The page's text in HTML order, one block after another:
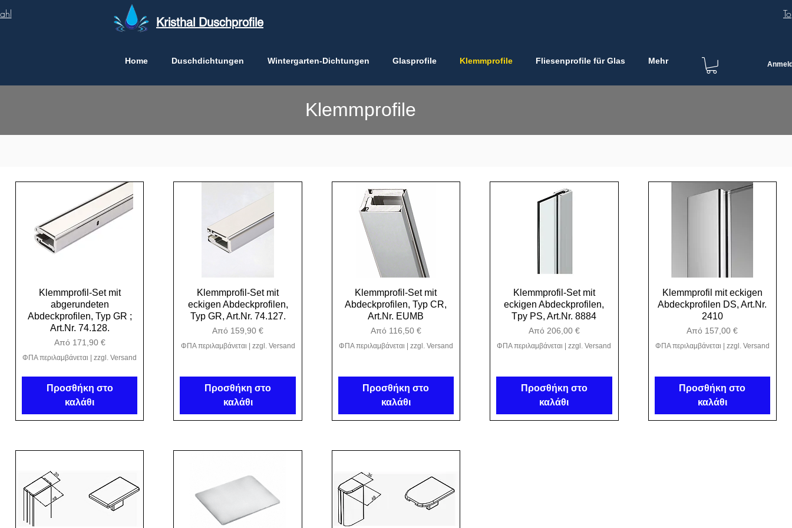
Kristhal Duschprofile
Home Duschdichtungen Wintergarten-Dichtungen Glasprofile Klemmprofile Fliesenprofile für Glas Mehr
Klemmprofile
Γρήγορη προβολή
Klemmprofil-Set mit
abgerundeten
Abdeckprofilen, Typ GR ;
Art.Nr. 74.128.
Από 171,90 €
Τιμή Έκπτωσης
ΦΠΑ περιλαμβάνεται |zzgl. Versand
Προσθήκη στο
καλάθι
Γρήγορη προβολή
Klemmprofil-Set mit
eckigen Abdeckprofilen,
Typ GR, Art.Nr. 74.127.
Από 159,90 €
Τιμή Έκπτωσης
ΦΠΑ περιλαμβάνεται zzgl. Versand
Προσθήκη στο
καλάθι
Γρήγορη προβολή
Klemmprofil-Set mit
Abdeckprofilen, Typ CR,
Art.Nr. EUMB
Από 116,50 €
Τιμή Έκπτωσης
ΦΠΑ περιλαμβάνεται zzgl. Versand
Προσθήκη στο
καλάθι
Γρήγορη προβολή
Klemmprofil-Set mit
eckigen Abdeckprofilen,
Tpy PS, Art.Nr. 8884
Από 206,00 €
Τιμή Έκπτωσης
ΦΠΑ περιλαμβάνεται |zzgl. Versand
Προσθήκη στο
καλάθι
Γρήγορη προβολή
Klemmprofil mit eckigen
Abdeckprofilen DS, Art.Nr.
2410
Από 157,00 €
Τιμή Έκπτωσης
ΦΠΑ περιλαμβάνεται zzgl. Versand
Προσθήκη στο
καλάθι